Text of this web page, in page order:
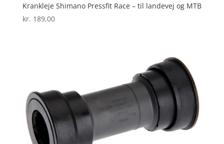
Krankleje Shimano Pressfit Race – til landevej og MTB
kr. 189,00